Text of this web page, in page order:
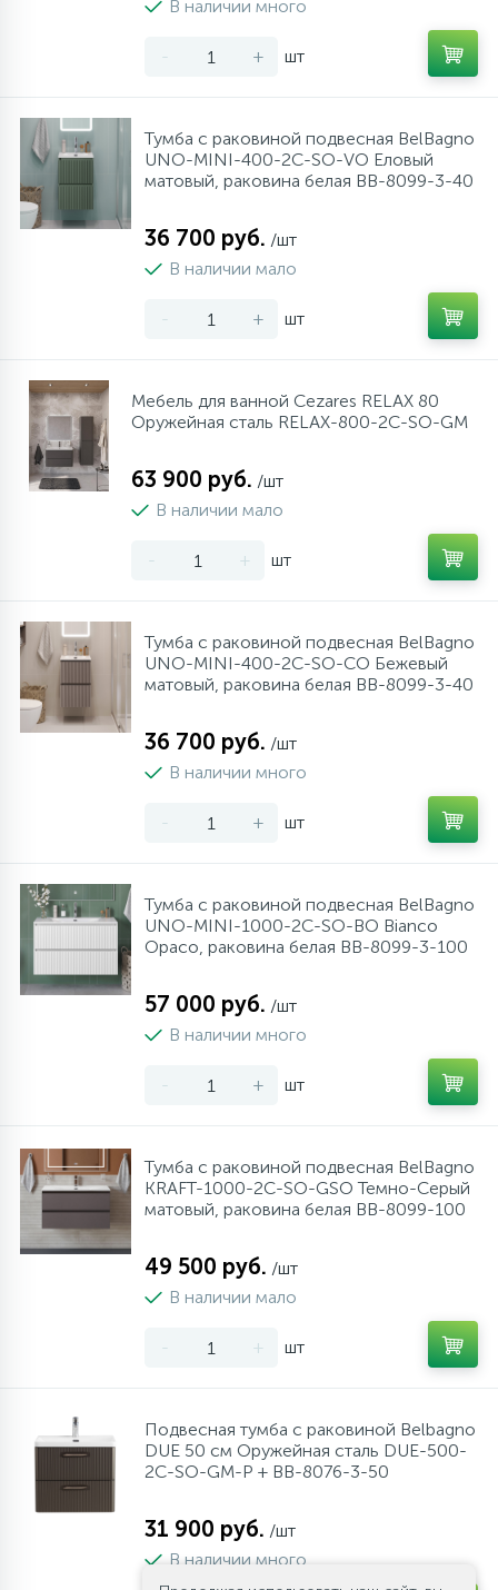
Ручные души
Верхние души
Дополнительные аксессуары
60
Душевые стойки
Душевые гарнитуры
В наличии много
- + шт
Тумба с раковиной подвесная BelBagno
UNO-MINI-400-2C-SO-VO Еловый
матовый, раковина белая BB-8099-3-40
36 700 руб. /шт
В наличии мало
- + шт
Мебель для ванной Cezares RELAX 80
Оружейная сталь RELAX-800-2C-SO-GM
63 900 руб. /шт
В наличии мало
- + шт
Тумба с раковиной подвесная BelBagno
UNO-MINI-400-2C-SO-CO Бежевый
матовый, раковина белая BB-8099-3-40
36 700 руб. /шт
В наличии много
- + шт
Тумба с раковиной подвесная BelBagno
UNO-MINI-1000-2C-SO-BO Bianco
Opaco, раковина белая BB-8099-3-100
57 000 руб. /шт
В наличии много
- + шт
Тумба с раковиной подвесная BelBagno
KRAFT-1000-2C-SO-GSO Темно-Серый
матовый, раковина белая BB-8099-100
49 500 руб. /шт
В наличии мало
- + шт
Подвесная тумба с раковиной Belbagno
DUE 50 см Оружейная сталь DUE-500-
2C-SO-GM-P + BB-8076-3-50
31 900 руб. /шт
В наличии много